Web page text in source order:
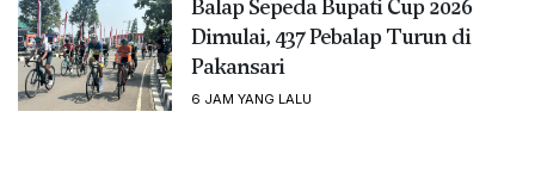
Balap Sepeda Bupati Cup 2026
Dimulai, 437 Pebalap Turun di
Pakansari
6 JAM YANG LALU